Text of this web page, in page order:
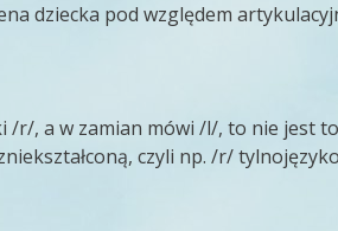
dziecka pod względem
/r/, a w zamian mówi /l/, to nie jest
czyli np. /r/